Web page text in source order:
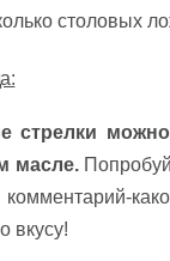
столовых
стрелки
масле.
вкусу!